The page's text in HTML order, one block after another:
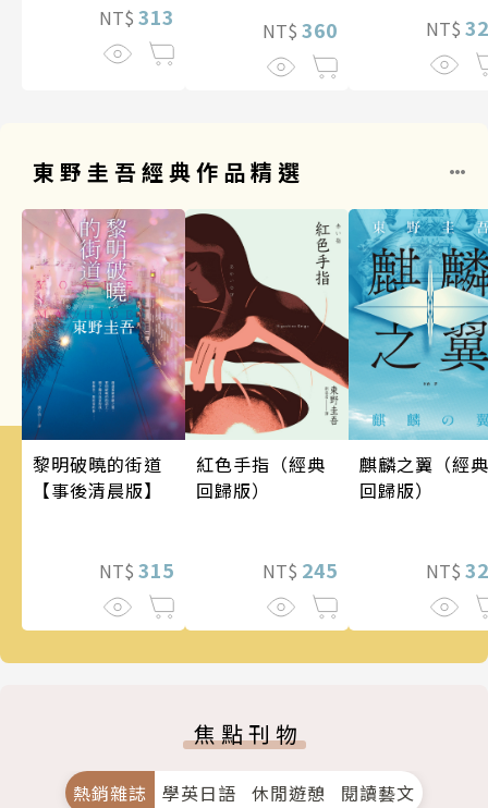
NT$ 313 NT$ 360 NT$
東野圭吾經典作品精選
黎明破曉的街道
【事後清晨版】
NT$ 315
紅色手指（經典
回歸版）
NT$ 245
麒麟之翼（經典
回歸版）
NT$
焦點刊物
熱銷雜誌 學英日語 休閒遊憩 閱讀藝文